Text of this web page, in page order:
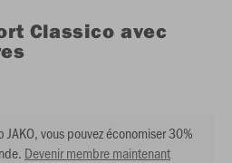
Classico avec
vous pouvez économiser 30%
Devenir membre maintenant